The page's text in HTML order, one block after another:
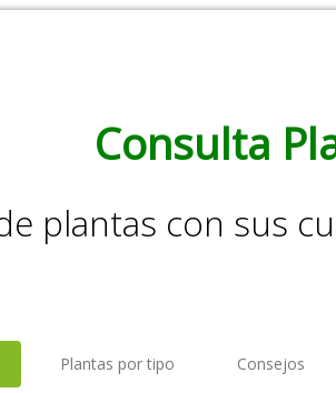
Consulta
plantas con sus
Plantas por tipo Consejos